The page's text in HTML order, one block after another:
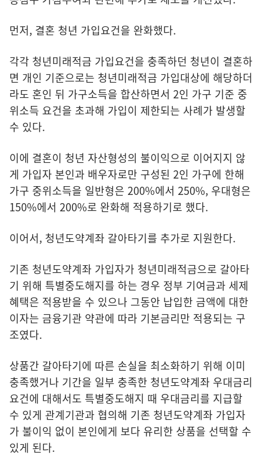
먼저, 결혼 청년 가입요건을 완화했다.
각각 청년미래적금 가입요건을 충족하던 청년이 결혼하
면 개인 기준으로는 청년미래적금 가입대상에 해당하더
라도 혼인 뒤 가구소득을 합산하면서 2인 가구 기준 중
위소득 요건을 초과해 가입이 제한되는 사례가 발생할
수 있다.
이에 결혼이 청년 자산형성의 불이익으로 이어지지 않
게 가입자 본인과 배우자로만 구성된 2인 가구에 한해
가구 중위소득을 일반형은 200%에서 250%, 우대형은
150%에서 200%로 완화해 적용하기로 했다.
이어서, 청년도약계좌 갈아타기를 추가로 지원한다.
기존 청년도약계좌 가입자가 청년미래적금으로 갈아타
기 위해 특별중도해지를 하는 경우 정부 기여금과 세제
혜택은 적용받을 수 있으나 그동안 납입한 금액에 대한
이자는 금융기관 약관에 따라 기본금리만 적용되는 구
조였다.
상품간 갈아타기에 따른 손실을 최소화하기 위해 이미
충족했거나 기간을 일부 충족한 청년도약계좌 우대금리
요건에 대해서도 특별중도해지 때 우대금리를 지급할
수 있게 관계기관과 협의해 기존 청년도약계좌 가입자
가 불이익 없이 본인에게 보다 유리한 상품을 선택할 수
있게 된다.